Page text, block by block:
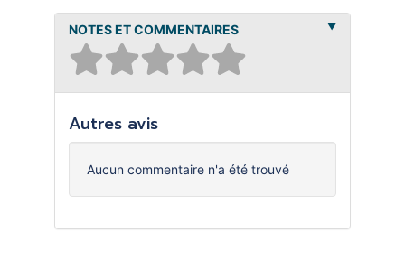
NOTES ET COMMENTAIRES
Autres avis
Aucun commentaire n'a été trouvé